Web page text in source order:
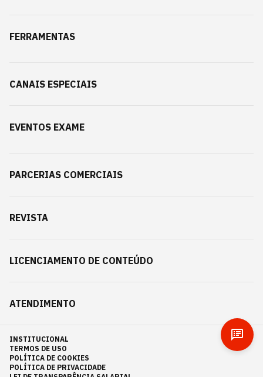
FERRAMENTAS
CANAIS ESPECIAIS
EVENTOS EXAME
PARCERIAS COMERCIAIS
REVISTA
LICENCIAMENTO DE CONTEÚDO
ATENDIMENTO
INSTITUCIONAL
TERMOS DE USO
POLÍTICA DE COOKIES
POLÍTICA DE PRIVACIDADE